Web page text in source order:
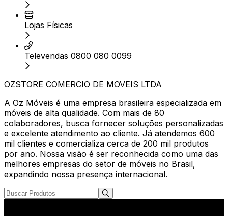
Lojas Físicas
Televendas 0800 080 0099
OZSTORE COMERCIO DE MOVEIS LTDA
A Oz Móveis é uma empresa brasileira especializada em
móveis de alta qualidade. Com mais de 80
colaboradores, busca fornecer soluções personalizadas
e excelente atendimento ao cliente. Já atendemos 600
mil clientes e comercializa cerca de 200 mil produtos
por ano. Nossa visão é ser reconhecida como uma das
melhores empresas do setor de móveis no Brasil,
expandindo nossa presença internacional.